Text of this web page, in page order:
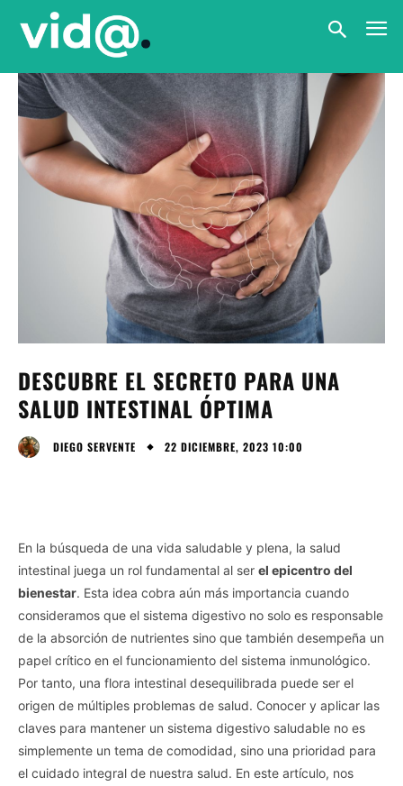
DESCUBRE EL SECRETO PARA UNA
SALUD INTESTINAL ÓPTIMA
DIEGO SERVENTE 22 DICIEMBRE, 2023 10:00
En la búsqueda de una vida saludable y plena, la salud
intestinal juega un rol fundamental al ser el epicentro del
bienestar. Esta idea cobra aún más importancia cuando
consideramos que el sistema digestivo no solo es responsable
de la absorción de nutrientes sino que también desempeña un
papel crítico en el funcionamiento del sistema inmunológico.
Por tanto, una flora intestinal desequilibrada puede ser el
origen de múltiples problemas de salud. Conocer y aplicar las
claves para mantener un sistema digestivo saludable no es
simplemente un tema de comodidad, sino una prioridad para
el cuidado integral de nuestra salud. En este artículo, nos